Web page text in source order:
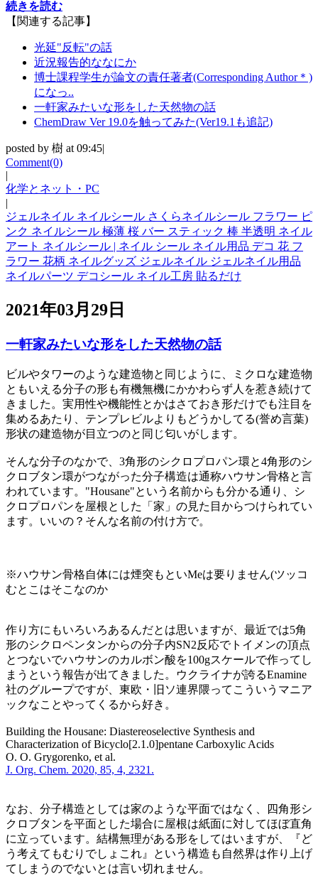
続きを読む
【関連する記事】
光延"反転"の話
近況報告的ななにか
博士課程学生が論文の責任著者(Corresponding Author＊)
になっ..
一軒家みたいな形をした天然物の話
ChemDraw Ver 19.0を触ってみた(Ver19.1も追記)
posted by 樹 at 09:45|
Comment(0)
|
化学とネット・PC
|
ジェルネイル ネイルシール さくらネイルシール フラワー ピ
ンク ネイルシール 極薄 桜 バー スティック 棒 半透明 ネイル
アート ネイルシール | ネイル シール ネイル用品 デコ 花 フ
ラワー 花柄 ネイルグッズ ジェルネイル ジェルネイル用品
ネイルパーツ デコシール ネイル工房 貼るだけ
2021年03月29日
一軒家みたいな形をした天然物の話
ビルやタワーのような建造物と同じように、ミクロな建造物
ともいえる分子の形も有機無機にかかわらず人を惹き続けて
きました。実用性や機能性とかはさておき形だけでも注目を
集めるあたり、テンプレビルよりもどうかしてる(誉め言葉)
形状の建造物が目立つのと同じ匂いがします。
そんな分子のなかで、3角形のシクロプロパン環と4角形のシ
クロブタン環がつながった分子構造は通称ハウサン骨格と言
われています。"Housane"という名前からも分かる通り、シ
クロプロパンを屋根とした「家」の見た目からつけられてい
ます。いいの？そんな名前の付け方で。
※ハウサン骨格自体には煙突もといMeは要りません(ツッコ
むとこはそこなのか
作り方にもいろいろあるんだとは思いますが、最近では5角
形のシクロペンタンからの分子内SN2反応でトイメンの頂点
とつないでハウサンのカルボン酸を100gスケールで作ってし
まうという報告が出てきました。ウクライナが誇るEnamine
社のグループですが、東欧・旧ソ連界隈ってこういうマニア
ックなことやってくるから好き。
Building the Housane: Diastereoselective Synthesis and
Characterization of Bicyclo[2.1.0]pentane Carboxylic Acids
O. O. Grygorenko, et al.
J. Org. Chem. 2020, 85, 4, 2321.
なお、分子構造としては家のような平面ではなく、四角形シ
クロブタンを平面とした場合に屋根は紙面に対してほぼ直角
に立っています。結構無理がある形をしてはいますが、『ど
う考えてもむりでしょこれ』という構造も自然界は作り上げ
てしまうのでないとは言い切れません。